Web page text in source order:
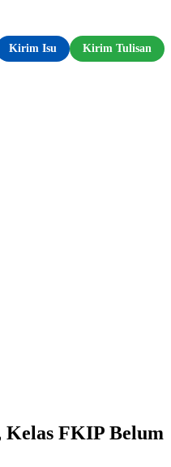
Kirim Isu
Kirim Tulisan
Kelas FKIP Belum